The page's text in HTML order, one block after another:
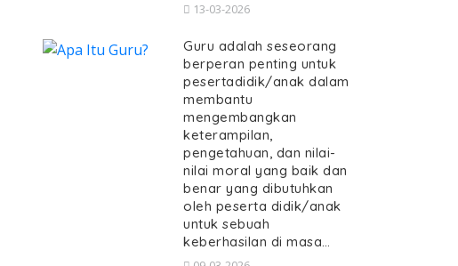
13-03-2026
Guru adalah seseorang
berperan penting untuk
pesertadidik/anak dalam
membantu
mengembangkan
keterampilan,
pengetahuan, dan nilai-
nilai moral yang baik dan
benar yang dibutuhkan
oleh peserta didik/anak
untuk sebuah
keberhasilan di masa…